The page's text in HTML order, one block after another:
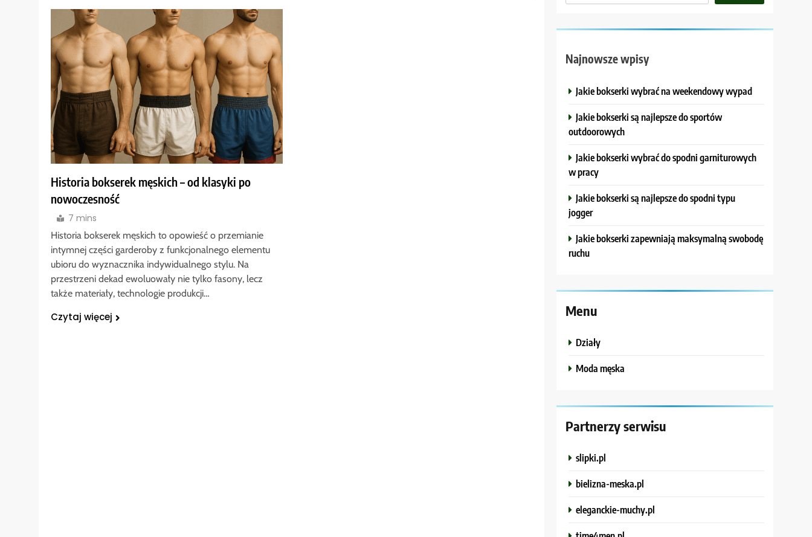
Historia bokserek męskich – od klasyki po
nowoczesność
7 mins
Historia bokserek męskich to opowieść o przemianie
intymnej części garderoby z funkcjonalnego elementu
ubioru do wyznacznika indywidualnego stylu. Na
przestrzeni dekad ewoluowały nie tylko fasony, lecz
także materiały, technologie produkcji…
Czytaj więcej
Najnowsze wpisy
Jakie bokserki wybrać na weekendowy wypad
Jakie bokserki są najlepsze do sportów
outdoorowych
Jakie bokserki wybrać do spodni garniturowych
w pracy
Jakie bokserki są najlepsze do spodni typu
jogger
Jakie bokserki zapewniają maksymalną swobodę
ruchu
Menu
Działy
Moda męska
Partnerzy serwisu
slipki.pl
bielizna-meska.pl
eleganckie-muchy.pl